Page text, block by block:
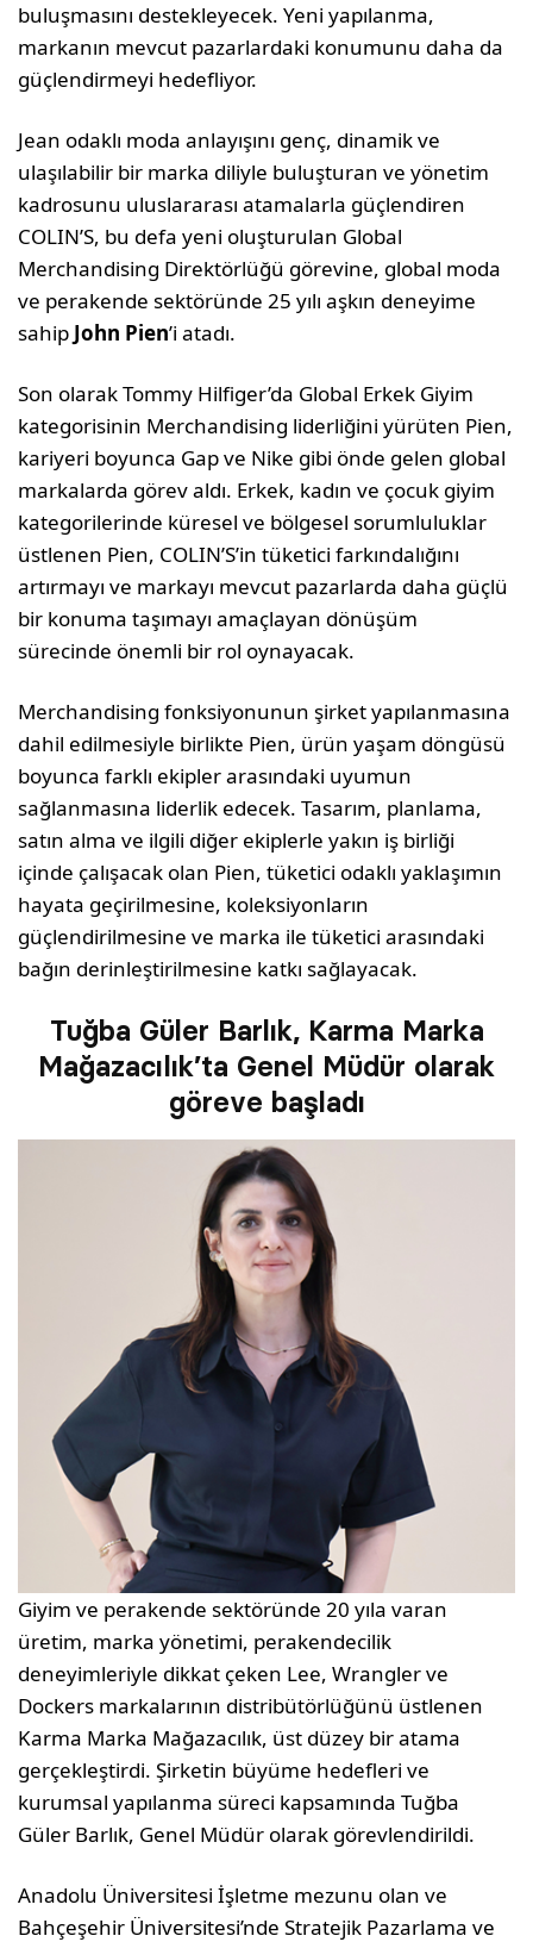
buluşmasını destekleyecek. Yeni yapılanma,
markanın mevcut pazarlardaki konumunu daha da
güçlendirmeyi hedefliyor.
Jean odaklı moda anlayışını genç, dinamik ve
ulaşılabilir bir marka diliyle buluşturan ve yönetim
kadrosunu uluslararası atamalarla güçlendiren
COLIN’S, bu defa yeni oluşturulan Global
Merchandising Direktörlüğü görevine, global moda
ve perakende sektöründe 25 yılı aşkın deneyime
sahip John Pien’i atadı.
Son olarak Tommy Hilfiger’da Global Erkek Giyim
kategorisinin Merchandising liderliğini yürüten Pien,
kariyeri boyunca Gap ve Nike gibi önde gelen global
markalarda görev aldı. Erkek, kadın ve çocuk giyim
kategorilerinde küresel ve bölgesel sorumluluklar
üstlenen Pien, COLIN’S’in tüketici farkındalığını
artırmayı ve markayı mevcut pazarlarda daha güçlü
bir konuma taşımayı amaçlayan dönüşüm
sürecinde önemli bir rol oynayacak.
Merchandising fonksiyonunun şirket yapılanmasına
dahil edilmesiyle birlikte Pien, ürün yaşam döngüsü
boyunca farklı ekipler arasındaki uyumun
sağlanmasına liderlik edecek. Tasarım, planlama,
satın alma ve ilgili diğer ekiplerle yakın iş birliği
içinde çalışacak olan Pien, tüketici odaklı yaklaşımın
hayata geçirilmesine, koleksiyonların
güçlendirilmesine ve marka ile tüketici arasındaki
bağın derinleştirilmesine katkı sağlayacak.
Tuğba Güler Barlık, Karma Marka
Mağazacılık’ta Genel Müdür olarak
göreve başladı
Giyim ve perakende sektöründe 20 yıla varan
üretim, marka yönetimi, perakendecilik
deneyimleriyle dikkat çeken Lee, Wrangler ve
Dockers markalarının distribütörlüğünü üstlenen
Karma Marka Mağazacılık, üst düzey bir atama
gerçekleştirdi. Şirketin büyüme hedefleri ve
kurumsal yapılanma süreci kapsamında Tuğba
Güler Barlık, Genel Müdür olarak görevlendirildi.
Anadolu Üniversitesi İşletme mezunu olan ve
Bahçeşehir Üniversitesi’nde Stratejik Pazarlama ve